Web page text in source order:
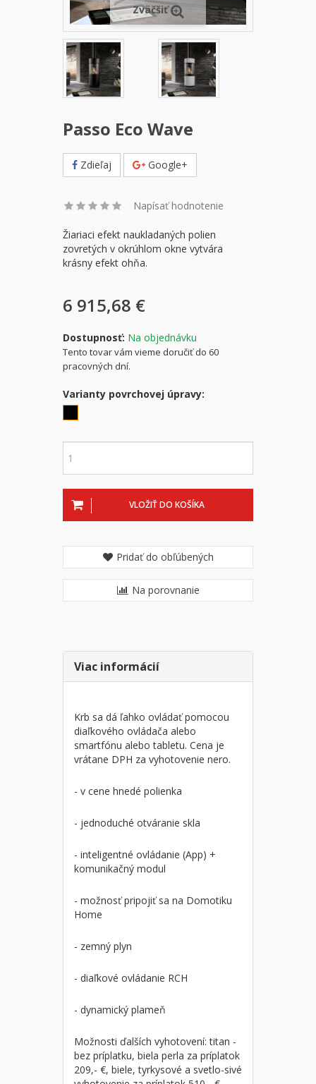
Zväčšiť
Passo Eco Wave
Zdieľaj Google+
Napísať hodnotenie
Žiariaci efekt naukladaných polien
zovretých v okrúhlom okne vytvára
krásny efekt ohňa.
6 915,68 €
Dostupnosť: Na objednávku
Tento tovar vám vieme doručiť do 60
pracovných dní.
Varianty povrchovej úpravy:
VLOŽIŤ DO KOŠÍKA
Pridať do obľúbených
Na porovnanie
Viac informácií
Krb sa dá ľahko ovládať pomocou
diaľkového ovládača alebo
smartfónu alebo tabletu. Cena je
vrátane DPH za vyhotovenie nero.
- v cene hnedé polienka
- jednoduché otváranie skla
- inteligentné ovládanie (App) +
komunikačný modul
- možnosť pripojiť sa na Domotiku
Home
- zemný plyn
- diaľkové ovládanie RCH
- dynamický plameň
Možnosti ďalších vyhotovení: titan -
bez príplatku, biela perla za príplatok
209,- €, biele, tyrkysové a svetlo-sivé